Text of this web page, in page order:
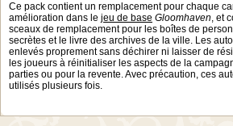
Ce pack contient un remplacement pour chaque
amélioration dans le jeu de base Gloomhaven, et
sceaux de remplacement pour les boîtes de
secrètes et le livre des archives de la ville. Les
enlevés proprement sans déchirer ni laisser de
les joueurs à réinitialiser les aspects de la
parties ou pour la revente. Avec précaution, ces
utilisés plusieurs fois.